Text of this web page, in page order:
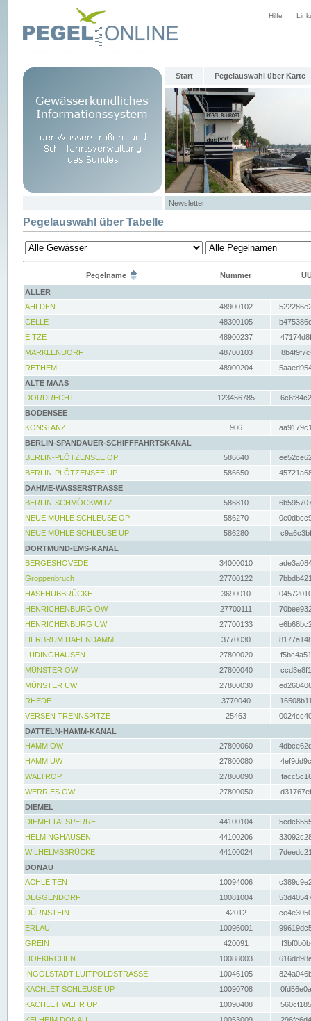
Hilfe
Start Pegelauswahl über Karte
Newsletter
Pegelauswahl über Tabelle
Pegelname Nummer
ALLER
AHLDEN
48900102
CELLE
48300105
EITZE
48900237
MARKLENDORF
48700103
RETHEM
48900204
ALTE MAAS
DORDRECHT
123456785
BODENSEE
KONSTANZ
906
BERLIN-SPANDAUER-SCHIFFFAHRTSKANAL
BERLIN-PLÖTZENSEE OP
586640
BERLIN-PLÖTZENSEE UP
586650
DAHME-WASSERSTRASSE
BERLIN-SCHMÖCKWITZ
586810
NEUE MÜHLE SCHLEUSE OP
586270
NEUE MÜHLE SCHLEUSE UP
586280
DORTMUND-EMS-KANAL
BERGESHÖVEDE
34000010
Groppenbruch
27700122
HASEHUBBRÜCKE
3690010
HENRICHENBURG OW
27700111
HENRICHENBURG UW
27700133
HERBRUM HAFENDAMM
3770030
LÜDINGHAUSEN
27800020
MÜNSTER OW
27800040
MÜNSTER UW
27800030
RHEDE
3770040
VERSEN TRENNSPITZE
25463
DATTELN-HAMM-KANAL
HAMM OW
27800060
HAMM UW
27800080
WALTROP
27800090
WERRIES OW
27800050
DIEMEL
DIEMELTALSPERRE
44100104
HELMINGHAUSEN
44100206
WILHELMSBRÜCKE
44100024
DONAU
ACHLEITEN
10094006
DEGGENDORF
10081004
DÜRNSTEIN
42012
ERLAU
10096001
GREIN
420091
HOFKIRCHEN
10088003
INGOLSTADT LUITPOLDSTRASSE
10046105
KACHLET SCHLEUSE UP
10090708
KACHLET WEHR UP
10090408